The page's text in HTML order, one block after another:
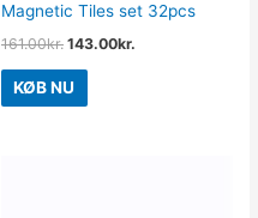
Magnetic Tiles set 32pcs
161.00kr. 143.00kr.
KØB NU